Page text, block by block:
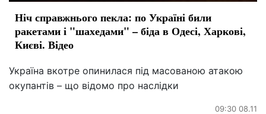
Ніч справжнього пекла: по Україні били
ракетами і "шахедами" – біда в Одесі, Харкові,
Києві. Відео
Україна вкотре опинилася під масованою атакою
окупантів – що відомо про наслідки
09:30 08.11